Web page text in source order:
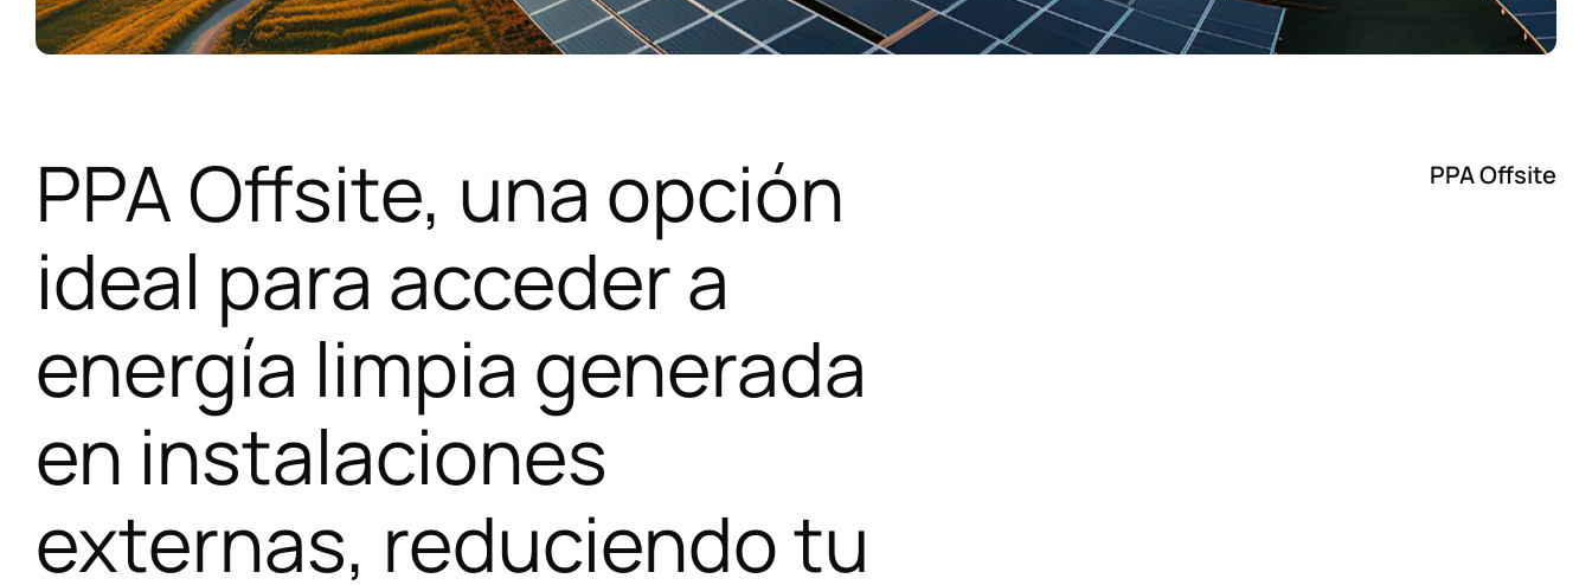
PPA Offsite, una opción
ideal para acceder a
energía limpia generada
en instalaciones
externas, reduciendo tu
PPA Offsite